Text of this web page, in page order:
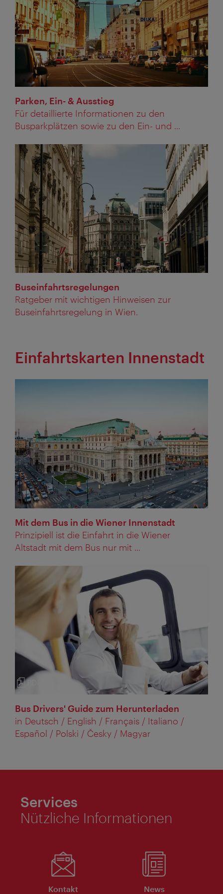
Parken, Ein- & Ausstieg
Für detaillierte Informationen zu den
Busparkplätzen sowie zu den Ein- und ...
Buseinfahrtsregelungen
Ratgeber mit wichtigen Hinweisen zur
Buseinfahrtsregelung in Wien.
Einfahrtskarten Innenstadt
Mit dem Bus in die Wiener Innenstadt
Prinzipiell ist die Einfahrt in die Wiener
Altstadt mit dem Bus nur mit ...
Kategorie:
PDF
Bus Drivers' Guide zum Herunterladen
in Deutsch / English / Français / Italiano /
Español / Polski / Česky / Magyar
Services
Nützliche Informationen
Kontakt News